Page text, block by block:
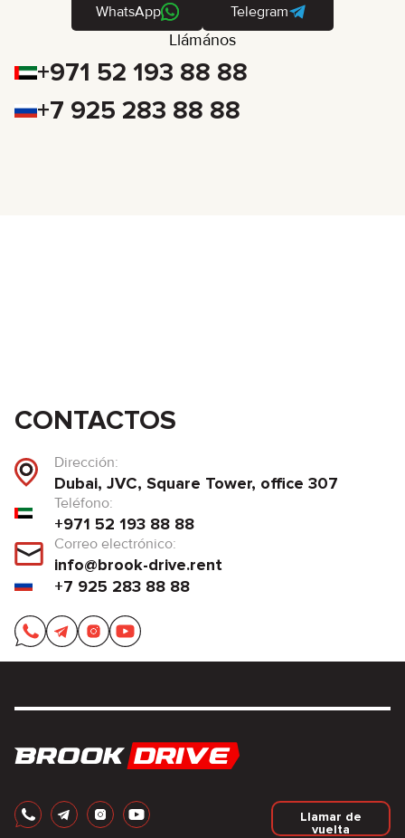
WhatsApp Telegram
Llámános
+971 52 193 88 88
+7 925 283 88 88
CONTACTOS
Dirección:
Dubai, JVC, Square Tower, office 307
Teléfono:
+971 52 193 88 88
Correo electrónico:
info@brook-drive.rent
+7 925 283 88 88
Llamar de
vuelta